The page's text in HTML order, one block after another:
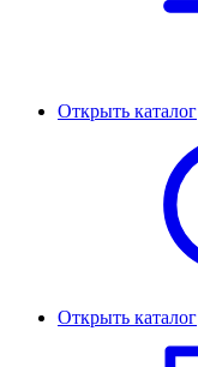
Открыть каталог
Открыть каталог